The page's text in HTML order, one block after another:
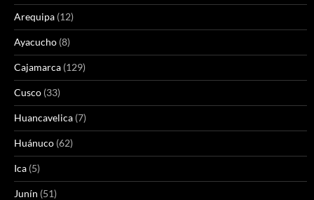
Arequipa (12)
Ayacucho (8)
Cajamarca (129)
Cusco (33)
Huancavelica (7)
Huánuco (62)
Ica (5)
Junín (51)